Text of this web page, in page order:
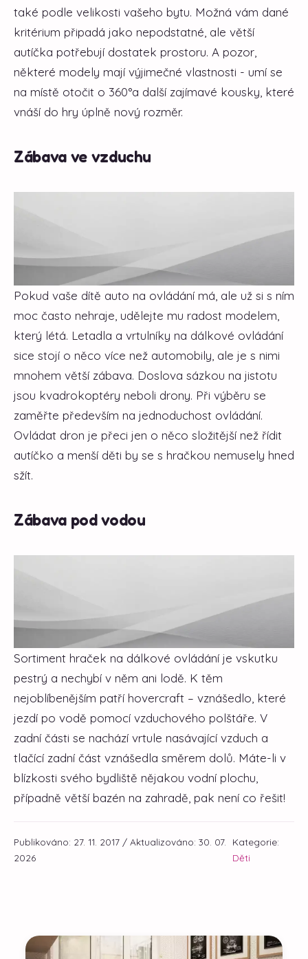
také podle velikosti vašeho bytu. Možná vám dané
kritérium připadá jako nepodstatné, ale větší
autíčka potřebují dostatek prostoru. A pozor,
některé modely mají výjimečné vlastnosti - umí se
na místě otočit o 360°a další zajímavé kousky, které
vnáší do hry úplně nový rozměr.
Zábava ve vzduchu
Pokud vaše dítě auto na ovládání má, ale už si s ním
moc často nehraje, udělejte mu radost modelem,
který létá. Letadla a vrtulníky na dálkové ovládání
sice stojí o něco více než automobily, ale je s nimi
mnohem větší zábava. Doslova sázkou na jistotu
jsou kvadrokoptéry neboli drony. Při výběru se
zaměřte především na jednoduchost ovládání.
Ovládat dron je přeci jen o něco složitější než řídit
autíčko a menší děti by se s hračkou nemusely hned
sžít.
Zábava pod vodou
Sortiment hraček na dálkové ovládání je vskutku
pestrý a nechybí v něm ani lodě. K těm
nejoblíbenějším patří hovercraft – vznášedlo, které
jezdí po vodě pomocí vzduchového polštáře. V
zadní části se nachází vrtule nasávající vzduch a
tlačící zadní část vznášedla směrem dolů. Máte-li v
blízkosti svého bydliště nějakou vodní plochu,
případně větší bazén na zahradě, pak není co řešit!
Publikováno: 27. 11. 2017 / Aktualizováno: 30. 07.
2026
Kategorie:
Děti